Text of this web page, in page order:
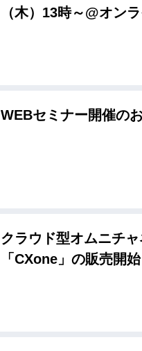
（木）13時～@オン
WEBセミナー開催の
クラウド型オムニチ
「CXone」の販売開始